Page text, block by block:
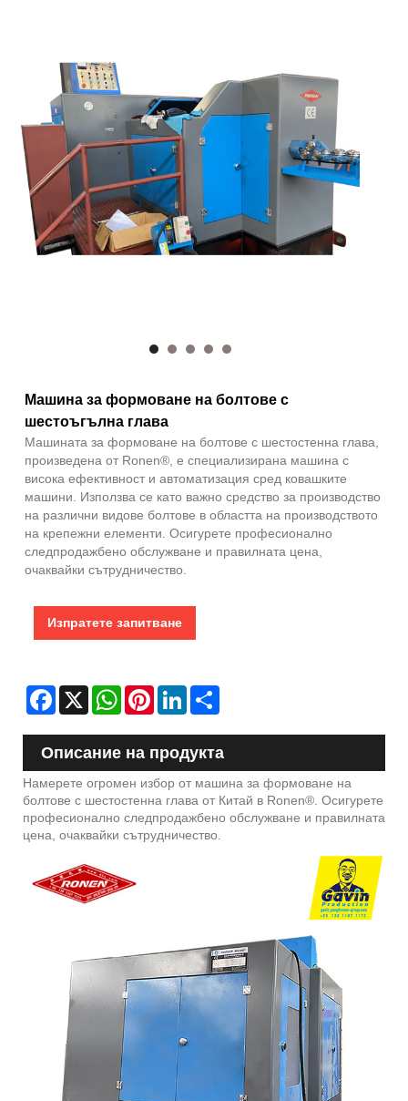
Машина за формоване на болтове с
шестоъгълна глава
Машината за формоване на болтове с шестостенна глава,
произведена от Ronen®, е специализирана машина с
висока ефективност и автоматизация сред ковашките
машини. Използва се като важно средство за производство
на различни видове болтове в областта на производството
на крепежни елементи. Осигурете професионално
следпродажбено обслужване и правилната цена,
очаквайки сътрудничество.
Изпратете запитване
Facebook
X WhatsAppPinterestLinkedIn
Описание на продукта
Намерете огромен избор от машина за формоване на
болтове с шестостенна глава от Китай в Ronen®. Осигурете
професионално следпродажбено обслужване и правилната
цена, очаквайки сътрудничество.